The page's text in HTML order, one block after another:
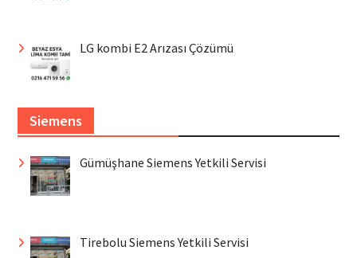
LG kombi E2 Arızası Çözümü
Siemens
Gümüşhane Siemens Yetkili Servisi
Tirebolu Siemens Yetkili Servisi